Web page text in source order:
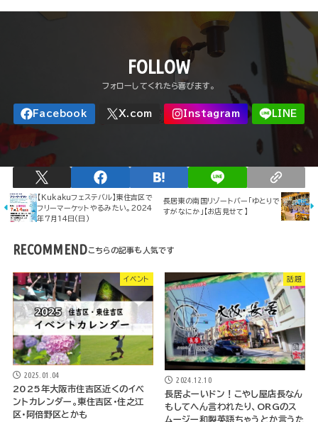
FOLLOW
【Kukakuフェステバル】東住吉区で
フリーマーケットやるみたい。2024
年7月14日(日)
長居東の南国リゾートバー「ゆとりで
すがなにか」【お店見せて】
RECOMMEND
イベント
2025.01.04
2025年大阪市住吉区近くのイベ
ントカレンダー。東住吉区・住之江
区・阿倍野区とかも
話題
2024.12.10
長居よーいドン！こやし屋店長なん
もしてへん言われたり、ORGのス
ムージー和製英語ちゃうとか言うた